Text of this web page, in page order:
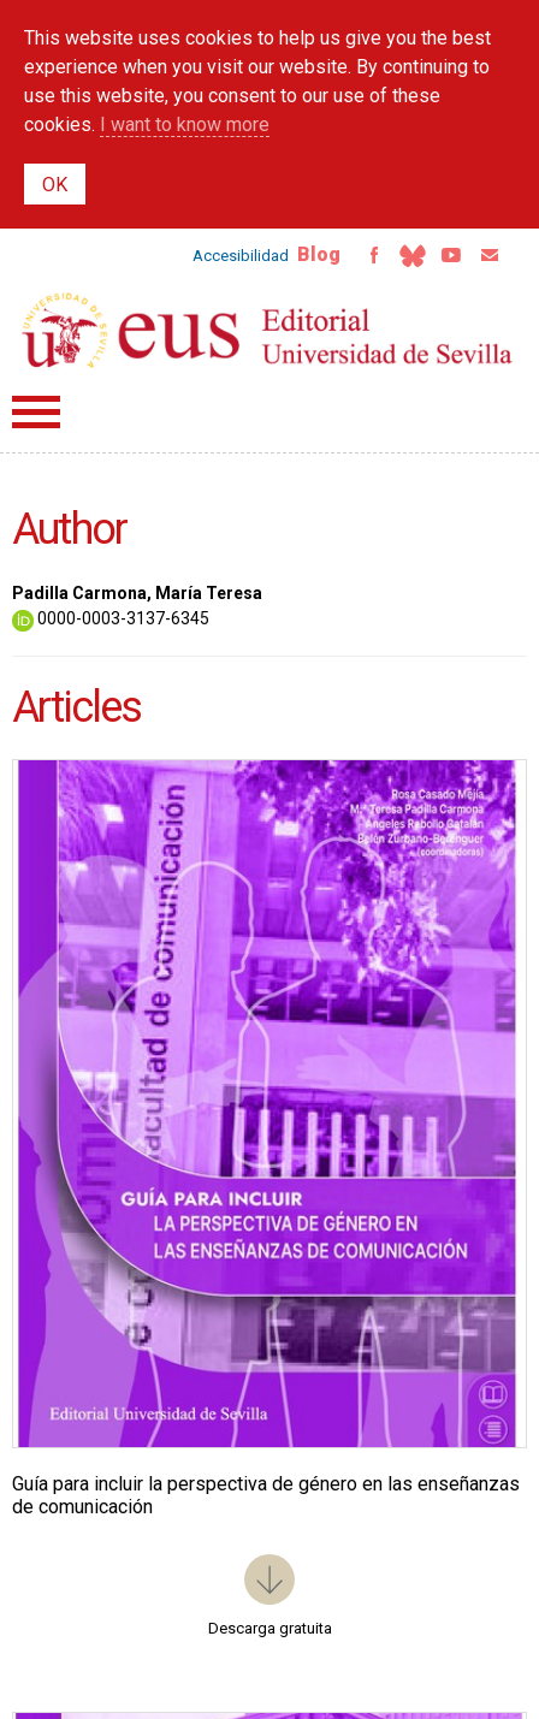
main
content
This website uses cookies to help us give you the best
experience when you visit our website. By continuing to
use this website, you consent to our use of these
cookies. I want to know more
Accesibilidad Blog
Author
Padilla Carmona, María Teresa
0000-0003-3137-6345
Articles
Guía para incluir la perspectiva de género en las enseñanzas
de comunicación
Descarga gratuita